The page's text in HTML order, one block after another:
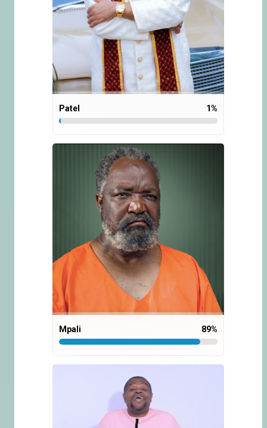
Patel 1%
Mpali 89%